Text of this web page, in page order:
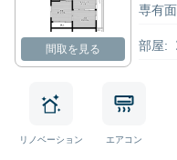
間取を見る
専有
部屋:
リノベーション エアコン